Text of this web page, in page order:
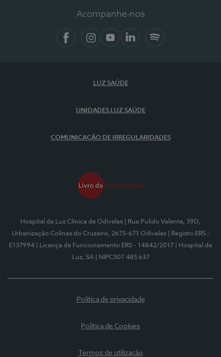
Acompanhe-nos
LUZ SAÚDE
UNIDADES LUZ SAÚDE
COMUNICAÇÃO DE IRREGULARIDADES
Hospital da Luz Clínica de Odivelas
| Rua Pulido Valente, 39D,
Urbanização Colinas do Cruzeiro, 2675-671 Odivelas
| Registo ERS -
E137994
| Licença de Funcionamento ERS - 14842/2017
| Hospital da
Luz, SA
| NIPC507 485 637
Política de privacidade
Política de Cookies
Termos de utilização